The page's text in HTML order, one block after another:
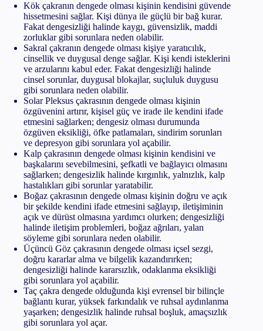
Kök çakranın dengede olması kişinin kendisini güvende
hissetmesini sağlar. Kişi dünya ile güçlü bir bağ kurar.
Fakat dengesizliği halinde kaygı, güvensizlik, maddi
zorluklar gibi sorunlara neden olabilir.
Sakral çakranın dengede olması kişiye yaratıcılık,
cinsellik ve duygusal denge sağlar. Kişi kendi isteklerini
ve arzularını kabul eder. Fakat dengesizliği halinde
cinsel sorunlar, duygusal blokajlar, suçluluk duygusu
gibi sorunlara neden olabilir.
Solar Pleksus çakrasının dengede olması kişinin
özgüvenini artırır, kişisel güç ve irade ile kendini ifade
etmesini sağlarken; dengesiz olması durumunda
özgüven eksikliği, öfke patlamaları, sindirim sorunları
ve depresyon gibi sorunlara yol açabilir.
Kalp çakrasının dengede olması kişinin kendisini ve
başkalarını sevebilmesini, şefkatli ve bağlayıcı olmasını
sağlarken; dengesizlik halinde kırgınlık, yalnızlık, kalp
hastalıkları gibi sorunlar yaratabilir.
Boğaz çakrasının dengede olması kişinin doğru ve açık
bir şekilde kendini ifade etmesini sağlayıp, iletişiminin
açık ve dürüst olmasına yardımcı olurken; dengesizliği
halinde iletişim problemleri, boğaz ağrıları, yalan
söyleme gibi sorunlara neden olabilir.
Üçüncü Göz çakrasının dengede olması içsel sezgi,
doğru kararlar alma ve bilgelik kazandırırken;
dengesizliği halinde kararsızlık, odaklanma eksikliği
gibi sorunlara yol açabilir.
Taç çakra dengede olduğunda kişi evrensel bir bilinçle
bağlantı kurar, yüksek farkındalık ve ruhsal aydınlanma
yaşarken; dengesizlik halinde ruhsal boşluk, amaçsızlık
gibi sorunlara yol açar.